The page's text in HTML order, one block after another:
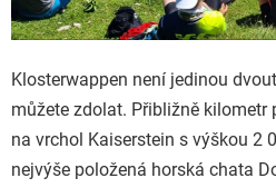
Klosterwappen není jedinou
můžete zdolat. Přibližně kilometr
na vrchol Kaiserstein s výškou 2
nejvýše položená horská chata